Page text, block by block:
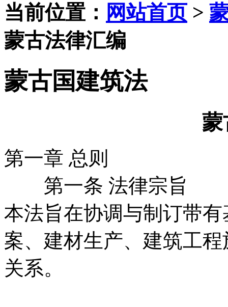
当前位置： 网站首页>
蒙古法律汇编
蒙古国建筑法
蒙
第一章 总则
第一条 法律宗旨
本法旨在协调与制订带
案、建材生产、建筑工
关系。